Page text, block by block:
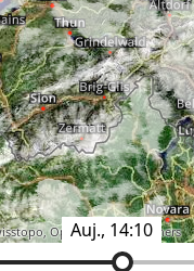
Auj., 14:10
,OpenStreetMap ,others